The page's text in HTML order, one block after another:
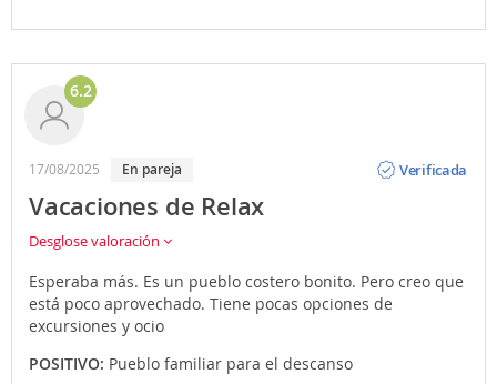
6.2
17/08/2025 En pareja
Verificada
Vacaciones de Relax
Desglose valoración
Esperaba más. Es un pueblo costero bonito. Pero creo que
está poco aprovechado. Tiene pocas opciones de
excursiones y ocio
POSITIVO: Pueblo familiar para el descanso